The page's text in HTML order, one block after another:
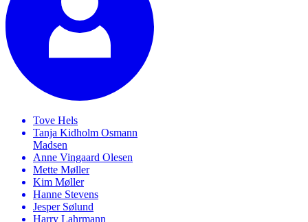
Tove Hels
Tanja Kidholm Osmann
Madsen
Anne Vingaard Olesen
Mette Møller
Kim Møller
Hanne Stevens
Jesper Sølund
Harry Lahrmann